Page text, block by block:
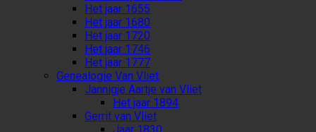
Het jaar 1655
Het jaar 1680
Het jaar 1720
Het jaar 1746
Het jaar 1777
Genealogie Van Vliet
Jannigje Aartje van Vliet
Het jaar 1894
Gerrit van Vliet